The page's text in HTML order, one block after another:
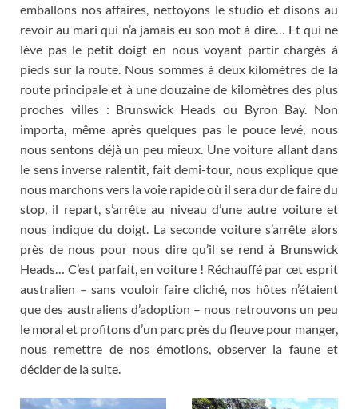
emballons nos affaires, nettoyons le studio et disons au
revoir au mari qui n’a jamais eu son mot à dire… Et qui ne
lève pas le petit doigt en nous voyant partir chargés à
pieds sur la route. Nous sommes à deux kilomètres de la
route principale et à une douzaine de kilomètres des plus
proches villes: Brunswick Heads ou Byron Bay. Non
importa, même après quelques pas le pouce levé, nous
nous sentons déjà un peu mieux. Une voiture allant dans
le sens inverse ralentit, fait demi-tour, nous explique que
nous marchons vers la voie rapide où il sera dur de faire du
stop, il repart,s’arrête au niveau d’une autre voiture et
nous indique du doigt. La seconde voiture s’arrête alors
près de nous pour nous dire qu’il se rend à Brunswick
Heads… C’est parfait,en voiture ! Réchauffé par cet esprit
australien – sans vouloir faire cliché, nos hôtes n’étaient
que des australiens d’adoption – nous retrouvons un peu
le moral et profitons d’un parc près du fleuve pour manger,
nous remettre de nos émotions, observer la faune et
décider de la suite.